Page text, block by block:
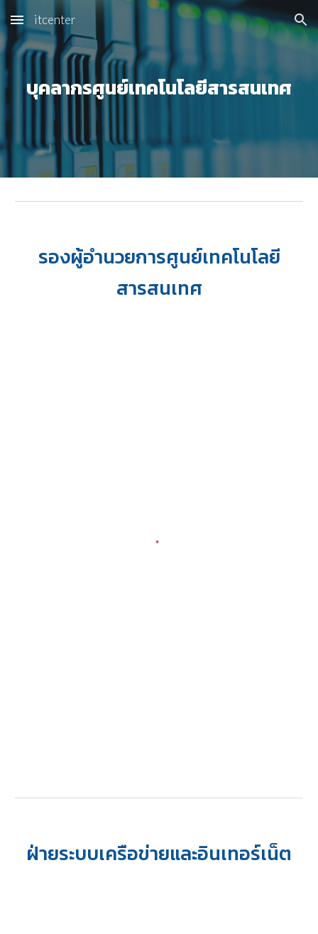
Skip to main content Skip to navigation
itcenter
บุคลากรศูนย์เทคโนโลยีสารสนเทศ
รองผู้อำนวยการศูนย์เทคโนโลยี
สารสนเทศ
ฝ่ายระบบเครือข่ายและอินเทอร์เน็ต